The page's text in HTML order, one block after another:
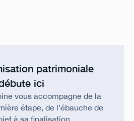
patrimoniale
ici
vous accompagne de la
étape, de l’ébauche de
à sa finalisation.